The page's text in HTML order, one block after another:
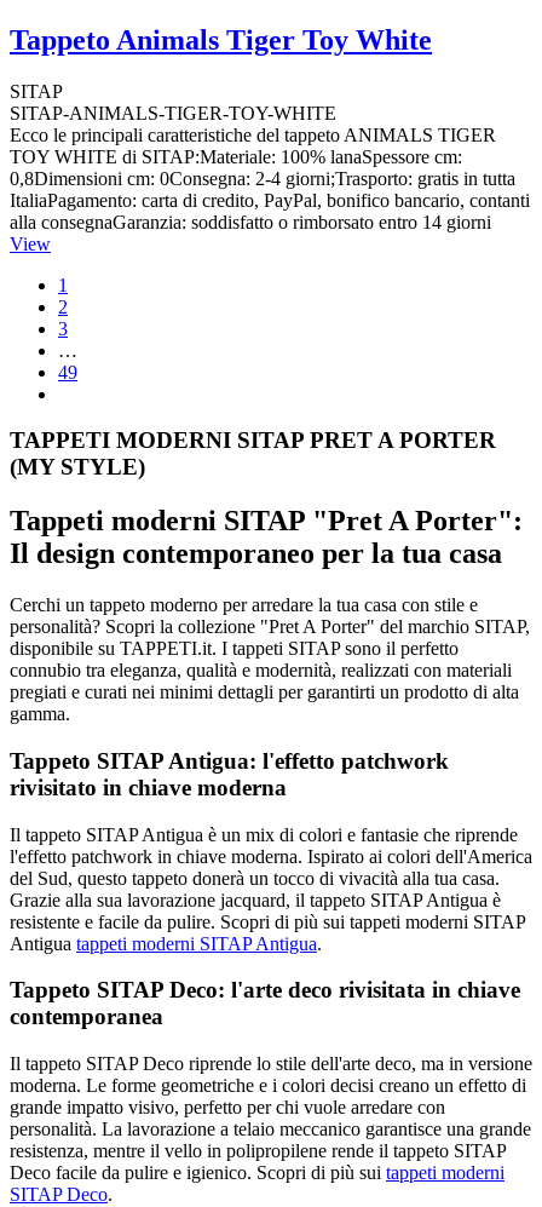
Tappeto Animals Tiger Toy White
SITAP
SITAP-ANIMALS-TIGER-TOY-WHITE
Ecco le principali caratteristiche del tappeto ANIMALS TIGER
TOY WHITE di SITAP:Materiale: 100% lanaSpessore cm:
0,8Dimensioni cm: 0Consegna: 2-4 giorni;Trasporto: gratis in tutta
ItaliaPagamento: carta di credito, PayPal, bonifico bancario, contanti
alla consegnaGaranzia: soddisfatto o rimborsato entro 14 giorni
View
1
2
3
…
49
TAPPETI MODERNI SITAP PRET A PORTER
(MY STYLE)
Tappeti moderni SITAP "Pret A Porter":
Il design contemporaneo per la tua casa
Cerchi un tappeto moderno per arredare la tua casa con stile e
personalità? Scopri la collezione "Pret A Porter" del marchio SITAP,
disponibile su TAPPETI.it. I tappeti SITAP sono il perfetto
connubio tra eleganza, qualità e modernità, realizzati con materiali
pregiati e curati nei minimi dettagli per garantirti un prodotto di alta
gamma.
Tappeto SITAP Antigua: l'effetto patchwork
rivisitato in chiave moderna
Il tappeto SITAP Antigua è un mix di colori e fantasie che riprende
l'effetto patchwork in chiave moderna. Ispirato ai colori dell'America
del Sud, questo tappeto donerà un tocco di vivacità alla tua casa.
Grazie alla sua lavorazione jacquard, il tappeto SITAP Antigua è
resistente e facile da pulire. Scopri di più sui tappeti moderni SITAP
Antigua tappeti moderni SITAP Antigua.
Tappeto SITAP Deco: l'arte deco rivisitata in chiave
contemporanea
Il tappeto SITAP Deco riprende lo stile dell'arte deco, ma in versione
moderna. Le forme geometriche e i colori decisi creano un effetto di
grande impatto visivo, perfetto per chi vuole arredare con
personalità. La lavorazione a telaio meccanico garantisce una grande
resistenza, mentre il vello in polipropilene rende il tappeto SITAP
Deco facile da pulire e igienico. Scopri di più sui tappeti moderni
SITAP Deco.